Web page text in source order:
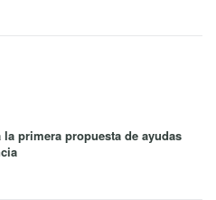
primera propuesta de ayudas